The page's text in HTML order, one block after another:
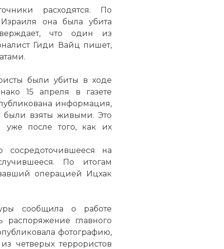
расходятся. По
она была убита
что один из
Гиди Вайц пишет,
были убиты в ходе
15 апреля в газете
информация,
были взяты живыми. Это
уже после того, как их
сосредоточившееся на
По итогам
операцией Ицхак
сообщила о работе
распоряжение главного
фотографию,
четверых террористов